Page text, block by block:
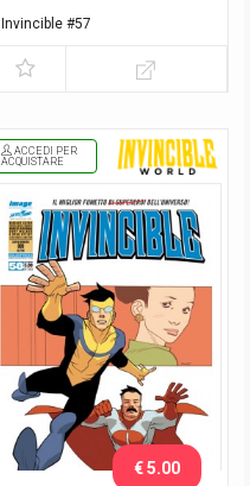
Invincible #57
ACCEDI PER
ACQUISTARE
€ 5.00